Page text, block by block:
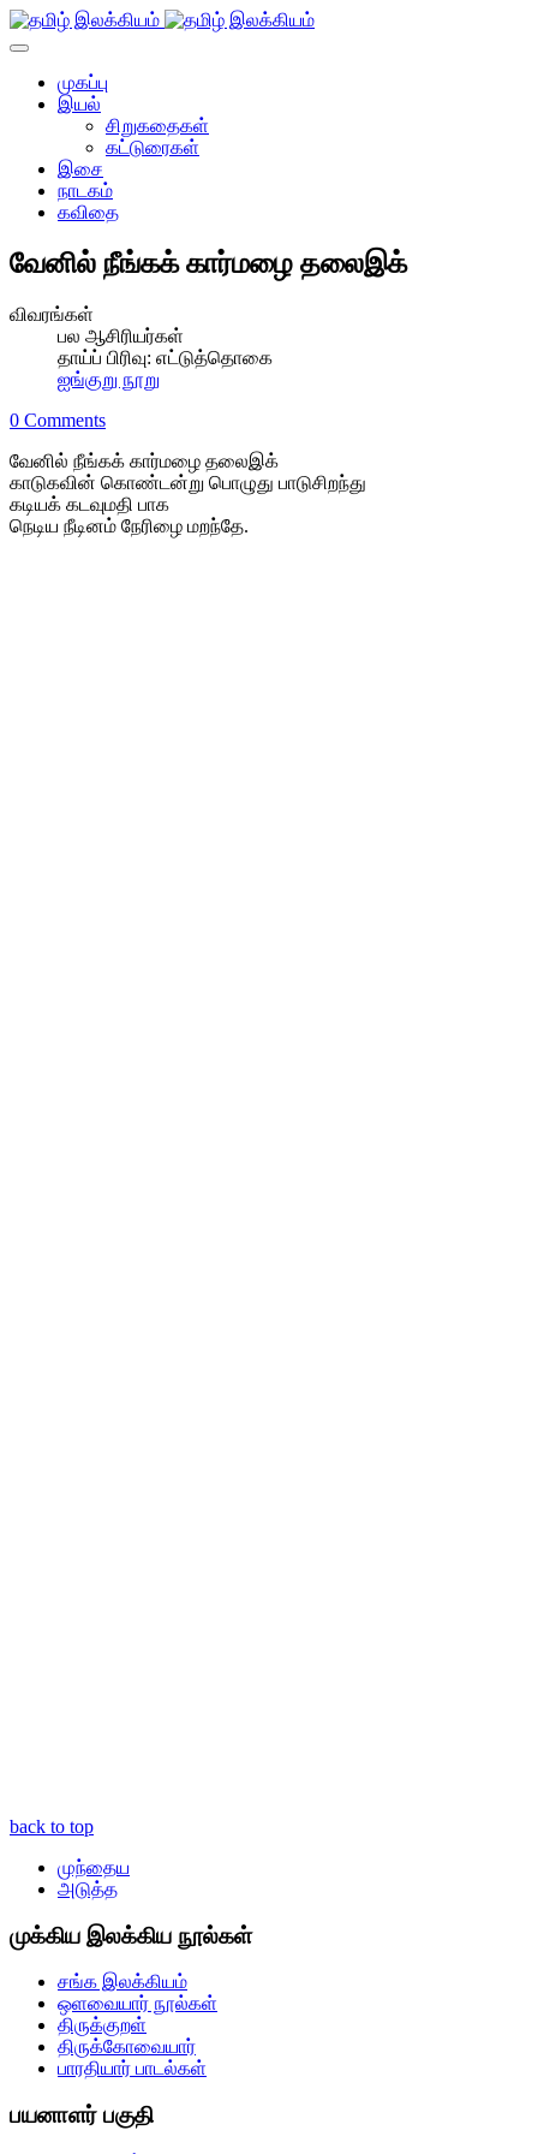
முகப்பு
இயல்
சிறுகதைகள்
கட்டுரைகள்
இசை
நாடகம்
கவிதை
வேனில் நீங்கக் கார்மழை தலைஇக்
விவரங்கள்
பல ஆசிரியர்கள்
தாய்ப் பிரிவு: எட்டுத்தொகை
ஐங்குறு நூறு
0 Comments
வேனில் நீங்கக் கார்மழை தலைஇக்
காடுகவின் கொண்டன்று பொழுது பாடுசிறந்து
கடியக் கடவுமதி பாக
நெடிய நீடினம் நேரிழை மறந்தே.
back to top
முந்தைய
அடுத்த
முக்கிய இலக்கிய நூல்கள்
சங்க இலக்கியம்
ஒளவையார் நூல்கள்
திருக்குறள்
திருக்கோவையார்
பாரதியார் பாடல்கள்
பயனாளர் பகுதி